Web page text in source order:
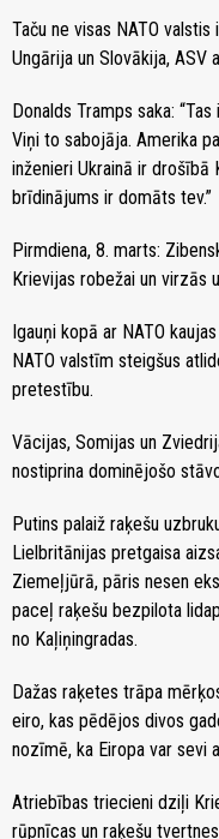
Taču ne visas NATO
Ungārija un Slovākija, ASV
Donalds Tramps saka:
Viņi to sabojāja. Amerika
inženieri Ukrainā ir drošībā
brīdinājums ir domāts tev.”
Pirmdiena, 8. marts:
Krievijas robežai un virzās
Igauņi kopā ar NATO
NATO valstīm steigšus
pretestību.
Vācijas, Somijas un
nostiprina dominējošo
Putins palaiž raķešu
Lielbritānijas pretgaisa
Ziemeļjūrā, pāris nesen
paceļ raķešu bezpilota
no Kaļiņingradas.
Dažas raķetes trāpa
eiro, kas pēdējos divos
nozīmē, ka Eiropa var sevi
Atriebības triecieni dziļi
rūpnīcas un raķešu